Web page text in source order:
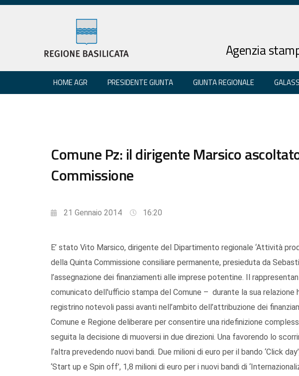
Agenzia
HOME AGR PRESIDENTE GIUNTA GIUNTA REGIONALE
Comune Pz: il dirigente Marsico
Commissione
21 Gennaio 2014 16:20
E’ stato Vito Marsico, dirigente del Dipartimento regionale ‘Attività
della Quinta Commissione consiliare permanente, presieduta da
l’assegnazione dei finanziamenti alle imprese potentine. Il
comunicato dell'ufficio stampa del Comune – durante la sua relazione
registrino notevoli passi avanti nell’ambito dell’attribuzione dei
Comune e Regione deliberare per consentire una ridefinizione
seguita la decisione di muoversi in due direzioni. Una favorendo lo
l’altra prevedendo nuovi bandi. Due milioni di euro per il bando ‘Click
‘Start up e Spin off’, 1,8 milioni di euro per i nuovi bandi di